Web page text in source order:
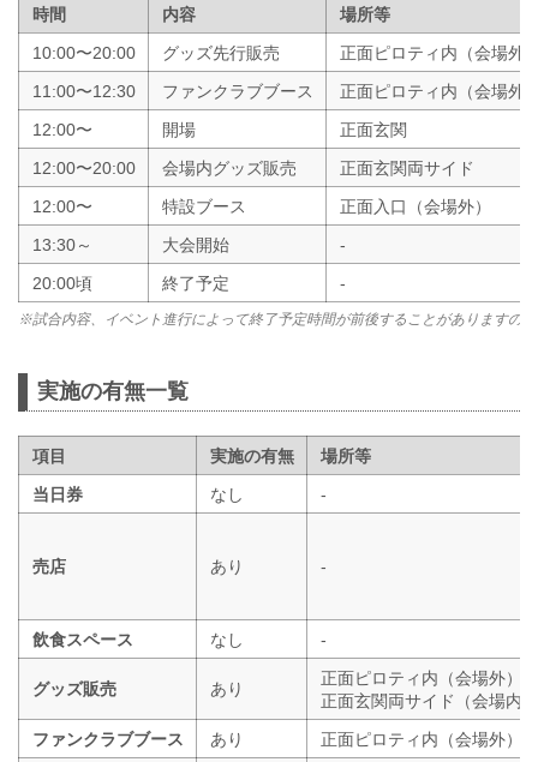
時間 内容
場所等
10:00〜20:00
グッズ先行販売
正面ピロティ内（会場外
11:00〜12:30
ファンクラブブース
正面ピロティ内（会場外
12:00〜
開場
正面玄関
12:00〜20:00
会場内グッズ販売
正面玄関両サイド
12:00〜
特設ブース
正面入口（会場外）
13:30～
大会開始
-
20:00頃
終了予定 -
※試合内容、イベント進行によって終了予定時間が前後することがありますの
実施の有無一覧
項目 実施の有無
場所等
当日券
なし -
売店 あり -
飲食スペース なし -
グッズ販売 あり
正面ピロティ内（会場外）
正面玄関両サイド（会場内）
ファンクラブブース
あり 正面ピロティ内（会場外）